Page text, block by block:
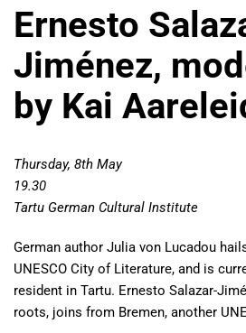
Ernesto
Jiménez,
by Kai
Thursday, 8th May
19.30
Tartu German Cultural Institute
German author Julia von Lucadou
UNESCO City of Literature, and is
resident in Tartu. Ernesto Salazar-
roots, joins from Bremen, another